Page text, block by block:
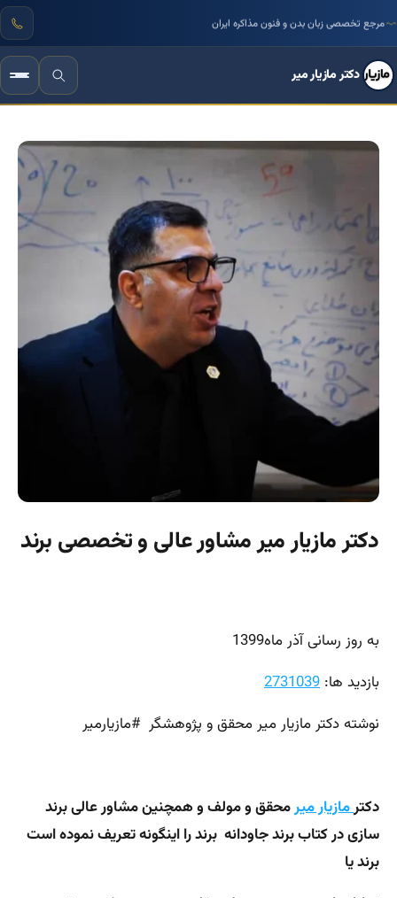
مرجع تخصصی زبان بدن و فنون مذاکره ایران
دکتر مازیار میر
دکتر مازیار میر مشاور عالی و تخصصی برند
به روز رسانی آذر ماه1399
بازدید ها: 2731039
نوشته دکتر مازیار میر محقق و پژوهشگر #مازیارمیر
دکترمازیار میرمحقق و مولف و همچنین مشاور عالی برند
سازی در کتاب برند جاودانه برند را اینگونه تعریف نموده است
برند یا